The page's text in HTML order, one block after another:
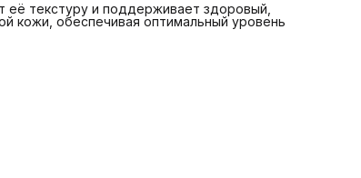
её текстуру и поддерживает здоровый,
кожи, обеспечивая оптимальный уровень